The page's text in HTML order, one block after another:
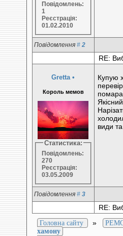
Повідомлень:
1
Реєстрація:
01.02.2010
Повідомлення # 2
RE:
Gretta •
Король мемов
Статистика:
Повідомлень:
270
Реєстрація:
03.05.2009
Купую
види
Повідомлення # 3
RE:
Головна сайту »
хамону